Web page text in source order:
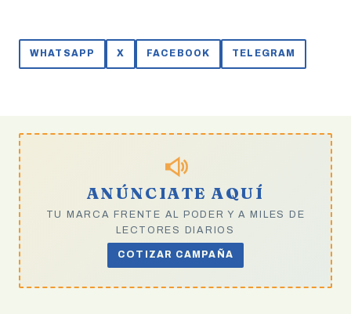
Coahuila, así como la
publicación de las
convocatorias para la
WHATSAPP X FACEBOOK TELEGRAM
ANÚNCIATE AQUÍ
TU MARCA FRENTE AL PODER Y A MILES DE
LECTORES DIARIOS
COTIZAR CAMPAÑA